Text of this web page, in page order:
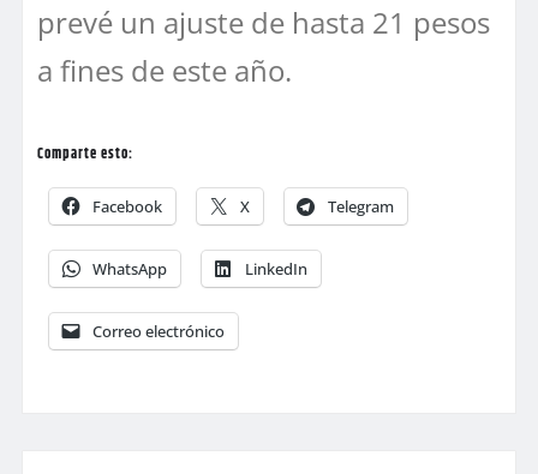
prevé un ajuste de hasta 21 pesos
a fines de este año.
Comparte esto:
Facebook X Telegram
WhatsApp LinkedIn
Correo electrónico